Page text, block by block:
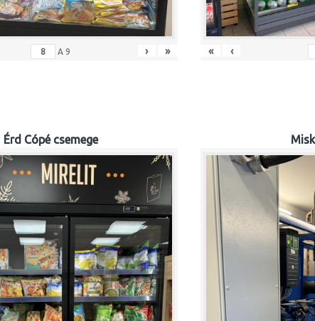
A 9 › » « ‹
Érd Cópé csemege